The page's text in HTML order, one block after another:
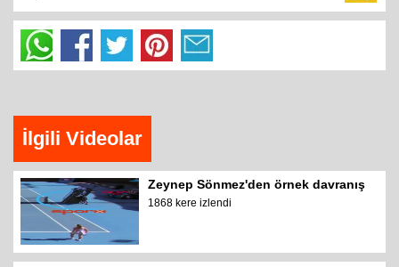
İlgili Videolar
Zeynep Sönmez'den örnek davranış
1868 kere izlendi